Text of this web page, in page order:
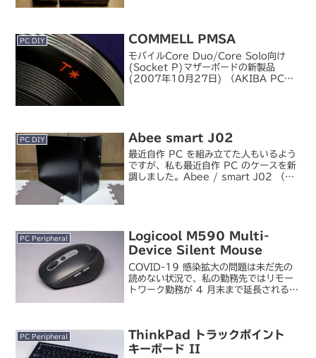
代...
PC DIY COMMELL PMSA
モバイルCore Duo/Core Solo向け
(Socket P)マザーボードの新製品
(2007年10月27日) （AKIBA PC
PC DIY Abee smart J02
最近自作 PC を組み立てた人もいるよう
ですが、私も最近自作 PC のケースを新
調しました。Abee / smart J02 （ブ
PC Peripheral
Logicool M590 Multi-
Device Silent Mouse
COVID-19 感染拡大の問題は未だ先の
読めない状況で、私の勤務先ではリモー
トワーク勤務が 4 月末まで延長されるこ
ど、これば...
PC Peripheral
ThinkPad トラックポイント
キーボード II